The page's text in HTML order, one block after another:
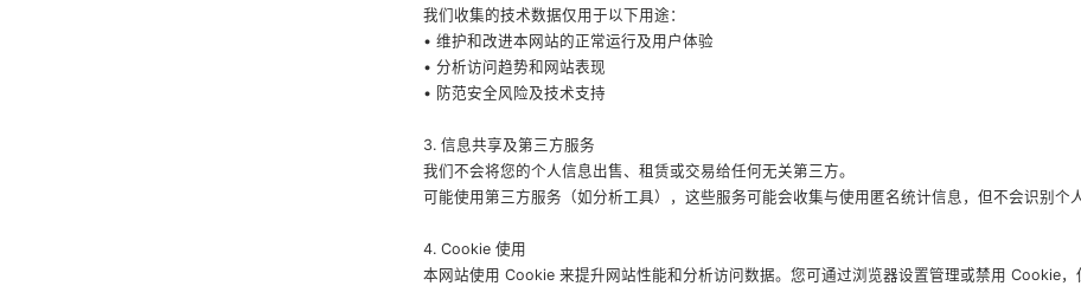
我们收集的技术数据仅用于以下用途：
• 维护和改进本网站的正常运行及用户体验
• 分析访问趋势和网站表现
• 防范安全风险及技术支持
3. 信息共享及第三方服务
我们不会将您的个人信息出售、租赁或交易给任何无关第三方。
可能使用第三方服务（如分析工具），这些服务可能会收集与使用匿名统计信息，但不会识别个人
4. Cookie 使用
本网站使用 Cookie 来提升网站性能和分析访问数据。您可通过浏览器设置管理或禁用 Cookie，